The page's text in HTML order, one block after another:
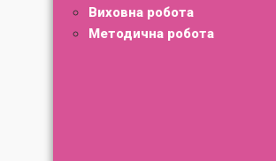
Виховна робота
Методична робота